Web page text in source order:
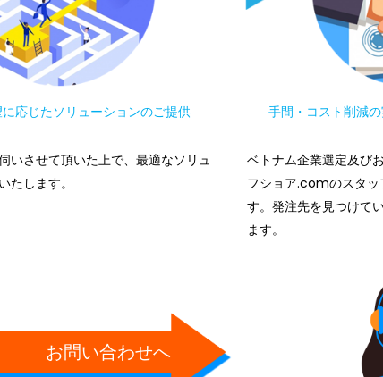
応じたソリューションのご提供
いさせて頂いた上で、最適なソリュ
たします。
手間・コスト削減
ベトナム企業選定及び
フショア.comのスタッ
す。発注先を見つけて
ます。
お問い合わせへ